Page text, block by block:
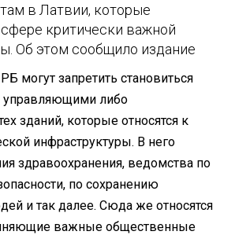
в Латвии, которые
критически важной
Об этом сообщило издание
могут запретить становиться
управляющими либо
зданий, которые относятся к
инфраструктуры. В него
здравоохранения, ведомства по
по сохранению
и так далее. Сюда же относятся
важные общественные